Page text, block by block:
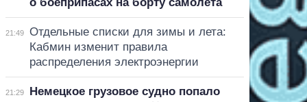
21:49
Отдельные списки для зимы и лета:
Кабмин изменит правила
распределения электроэнергии
21:29
Немецкое грузовое судно попало